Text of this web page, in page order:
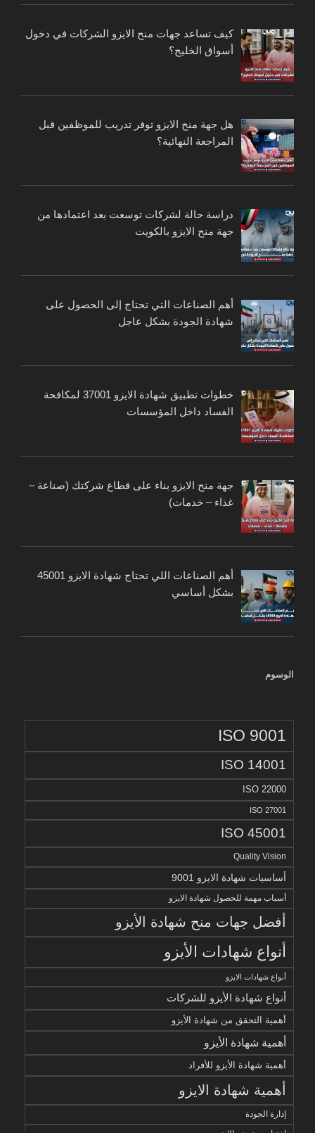
كيف تساعد جهات منح الايزو الشركات في دخول
أسواق الخليج؟
هل جهة منح الايزو توفر تدريب للموظفين قبل
المراجعة النهائية؟
دراسة حالة لشركات توسعت بعد اعتمادها من
جهة منح الايزو بالكويت
أهم الصناعات التي تحتاج إلى الحصول على
شهادة الجودة بشكل عاجل
خطوات تطبيق شهادة الايزو 37001 لمكافحة
الفساد داخل المؤسسات
جهة منح الايزو بناء على قطاع شركتك (صناعة –
غذاء – خدمات)
أهم الصناعات اللي تحتاج شهادة الايزو 45001
بشكل أساسي
الوسوم
ISO 9001
ISO 14001
ISO 22000
ISO 27001
ISO 45001
Quality Vision
أساسيات شهادة الايزو 9001
أسباب مهمة للحصول شهادة الايزو
أفضل جهات منح شهادة الأيزو
أنواع شهادات الأيزو
أنواع شهادات الايزو
أنواع شهادة الأيزو للشركات
أهمية التحقق من شهادة الأيزو
أهمية شهادة الأيزو
أهمية شهادة الأيزو للأفراد
أهمية شهادة الايزو
إدارة الجودة